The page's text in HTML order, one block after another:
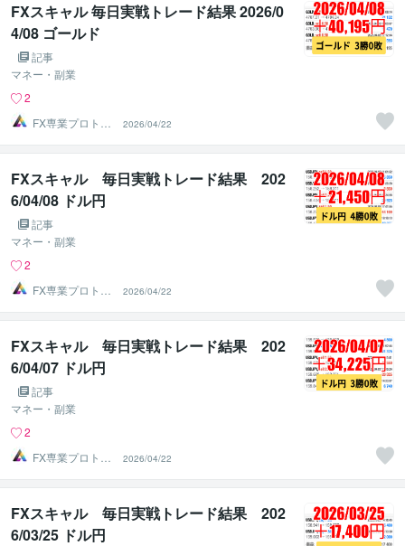
FXスキャル 毎日実戦トレード結果 2026/0
4/08 ゴールド
記事
マネー・副業
2
FX専業プロトレ
ーダーのAチーム
2026/04/22
FXスキャル 毎日実戦トレード結果 202
6/04/08 ドル円
記事
マネー・副業
2
FX専業プロトレ
ーダーのAチーム
2026/04/22
FXスキャル 毎日実戦トレード結果 202
6/04/07 ドル円
記事
マネー・副業
2
FX専業プロトレ
ーダーのAチーム
2026/04/22
FXスキャル 毎日実戦トレード結果 202
6/03/25 ドル円